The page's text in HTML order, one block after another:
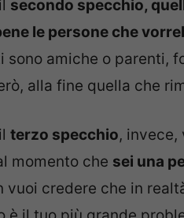
secondo specchio,
le persone che
sono amiche o parenti,
alla fine quella che
terzo specchio, invece,
momento che sei una
vuoi credere che in